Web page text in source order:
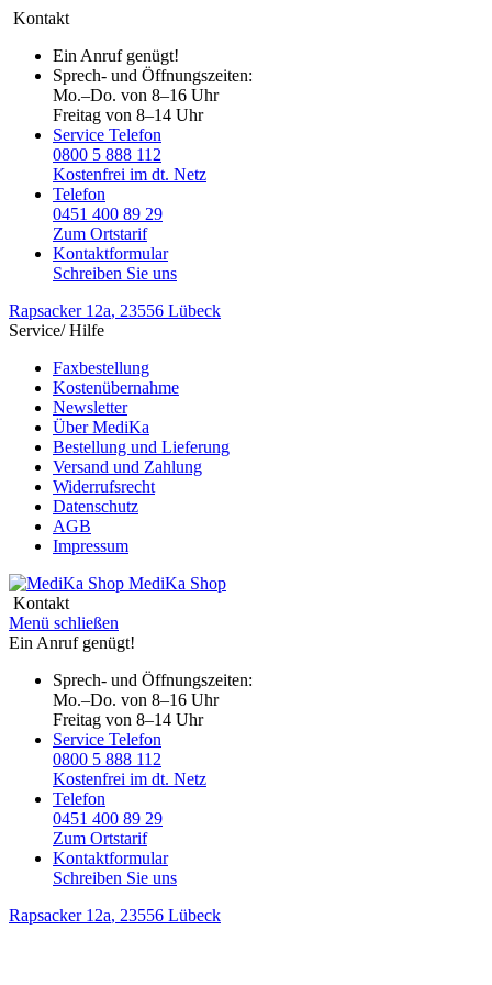
Kontakt
Ein Anruf genügt!
Sprech- und Öffnungszeiten:
Mo.–Do. von 8–16 Uhr
Freitag von 8–14 Uhr
Service Telefon
0800 5 888 112
Kostenfrei im dt. Netz
Telefon
0451 400 89 29
Zum Ortstarif
Kontaktformular
Schreiben Sie uns
Rapsacker 12a, 23556 Lübeck
Service/ Hilfe
Faxbestellung
Kostenübernahme
Newsletter
Über MediKa
Bestellung und Lieferung
Versand und Zahlung
Widerrufsrecht
Datenschutz
AGB
Impressum
MediKa Shop
Kontakt
Menü schließen
Ein Anruf genügt!
Sprech- und Öffnungszeiten:
Mo.–Do. von 8–16 Uhr
Freitag von 8–14 Uhr
Service Telefon
0800 5 888 112
Kostenfrei im dt. Netz
Telefon
0451 400 89 29
Zum Ortstarif
Kontaktformular
Schreiben Sie uns
Rapsacker 12a, 23556 Lübeck